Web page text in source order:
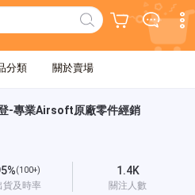
分類 關於賣場
-專業Airsoft原廠零件經銷
(100+)
貨及時率
1.4K
關注人數